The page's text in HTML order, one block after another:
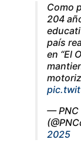
Como
204
país
en “El
— PNC
2025